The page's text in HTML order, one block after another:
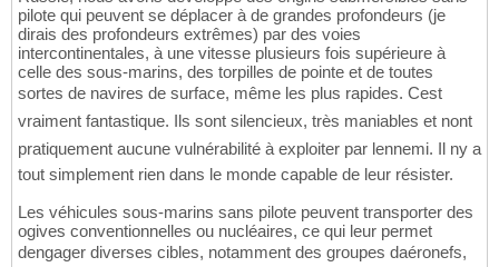
pilote qui peuvent se déplacer à de grandes profondeurs (je
dirais des profondeurs extrêmes) par des voies
intercontinentales, à une vitesse plusieurs fois supérieure à
celle des sous-marins, des torpilles de pointe et de toutes
sortes de navires de surface, même les plus rapides. Cest
vraiment fantastique. Ils sont silencieux, très maniables et nont
pratiquement aucune vulnérabilité à exploiter par lennemi. Il ny a
tout simplement rien dans le monde capable de leur résister.
Les véhicules sous-marins sans pilote peuvent transporter des
ogives conventionnelles ou nucléaires, ce qui leur permet
dengager diverses cibles, notamment des groupes daéronefs,